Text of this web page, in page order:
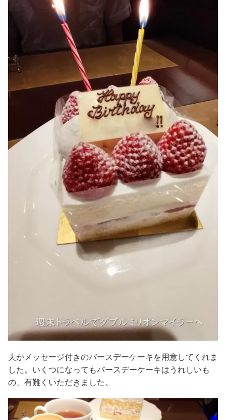
夫がメッセージ付きのバースデーケーキを用意してくれま
した。いくつになってもバースデーケーキはうれしいも
の、有難くいただきました。